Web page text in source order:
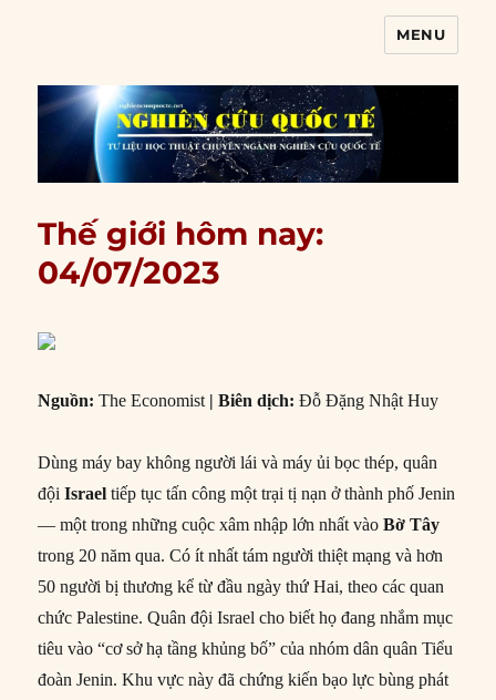
MENU
Thế giới hôm nay:
04/07/2023
Nguồn: The Economist |Biên dịch: Đỗ Đặng Nhật Huy
Dùng máy bay không người lái và máy ủi bọc thép, quân
độiIsrael tiếp tục tấn công một trại tị nạn ở thành phố Jenin
— một trong những cuộc xâm nhập lớn nhất vàoBờ Tây
trong 20 năm qua. Có ít nhất tám người thiệt mạng và hơn
50 người bị thương kể từ đầu ngày thứ Hai, theo các quan
chức Palestine. Quân đội Israel cho biết họ đang nhắm mục
tiêu vào “cơ sở hạ tầng khủng bố” của nhóm dân quân Tiểu
đoàn Jenin. Khu vực này đã chứng kiến bạo lực bùng phát